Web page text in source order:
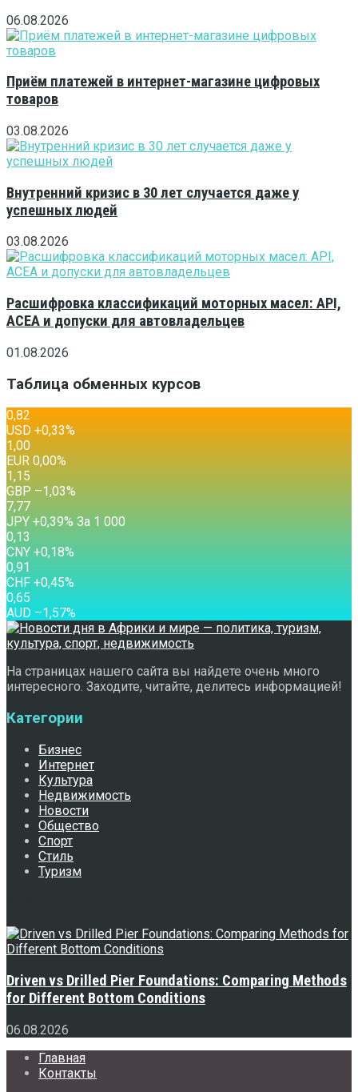
06.08.2026
Приём платежей в интернет-магазине цифровых
товаров
03.08.2026
Внутренний кризис в 30 лет случается даже у
успешных людей
03.08.2026
Расшифровка классификаций моторных масел: API,
ACEA и допуски для автовладельцев
01.08.2026
Таблица обменных курсов
0,82
USD +0,33%
1,00
EUR 0,00%
1,15
GBP –1,03%
7,77
JPY +0,39% За 1 000
0,13
CNY +0,18%
0,91
CHF +0,45%
0,65
AUD –1,57%
На страницах нашего сайта вы найдете очень много
интересного. Заходите, читайте, делитесь информацией!
Категории
Бизнес
Интернет
Культура
Недвижимость
Новости
Общество
Спорт
Стиль
Туризм
Driven vs Drilled Pier Foundations: Comparing Methods
for Different Bottom Conditions
06.08.2026
Главная
Контакты